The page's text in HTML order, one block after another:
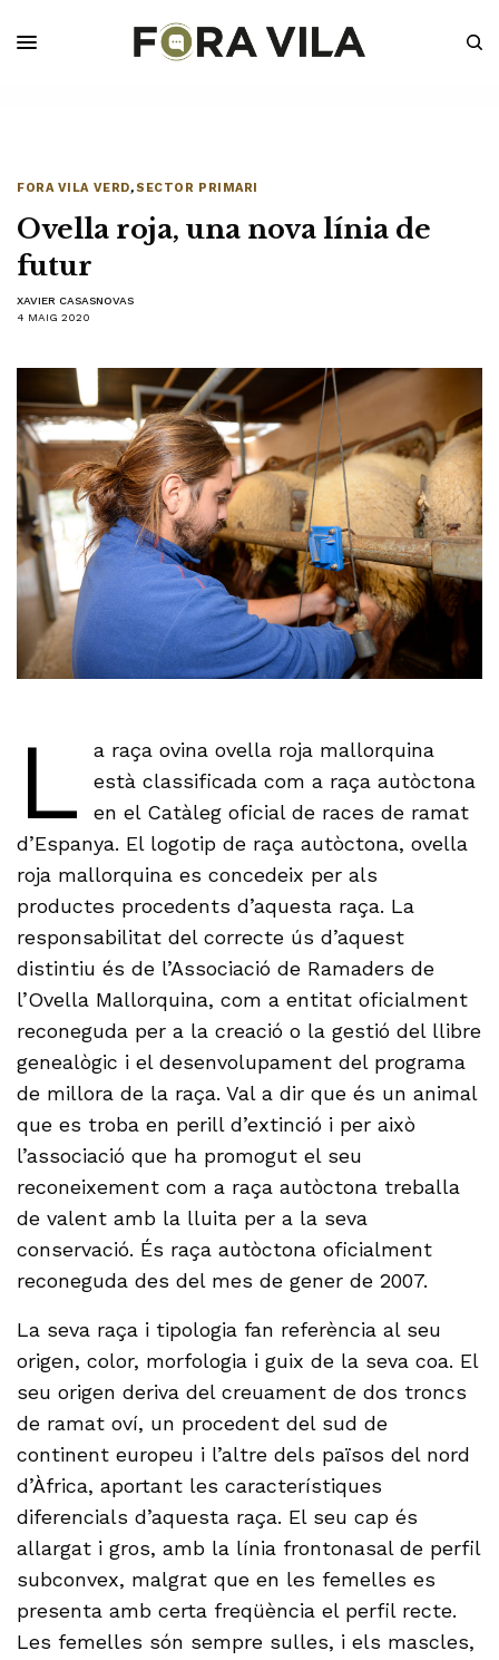
FORA VILA VERD,SECTOR PRIMARI
Ovella roja, una nova línia de
futur
XAVIER CASASNOVAS
4 MAIG 2020
L
a raça ovina ovella roja mallorquina
està classificada com a raça autòctona
en el Catàleg oficial de races de ramat
d’Espanya. El logotip de raça autòctona, ovella
roja mallorquina es concedeix per als
productes procedents d’aquesta raça. La
responsabilitat del correcte ús d’aquest
distintiu és de l’Associació de Ramaders de
l’Ovella Mallorquina, com a entitat oficialment
reconeguda per a la creació o la gestió del llibre
genealògic i el desenvolupament del programa
de millora de la raça. Val a dir que és un animal
que es troba en perill d’extinció i per això
l’associació que ha promogut el seu
reconeixement com a raça autòctona treballa
de valent amb la lluita per a la seva
conservació. És raça autòctona oficialment
reconeguda des del mes de gener de 2007.
La seva raça i tipologia fan referència al seu
origen, color, morfologia i guix de la seva coa. El
seu origen deriva del creuament de dos troncs
de ramat oví, un procedent del sud de
continent europeu i l’altre dels països del nord
d’Àfrica, aportant les característiques
diferencials d’aquesta raça. El seu cap és
allargat i gros, amb la línia frontonasal de perfil
subconvex, malgrat que en les femelles es
presenta amb certa freqüència el perfil recte.
Les femelles són sempre sulles, i els mascles,